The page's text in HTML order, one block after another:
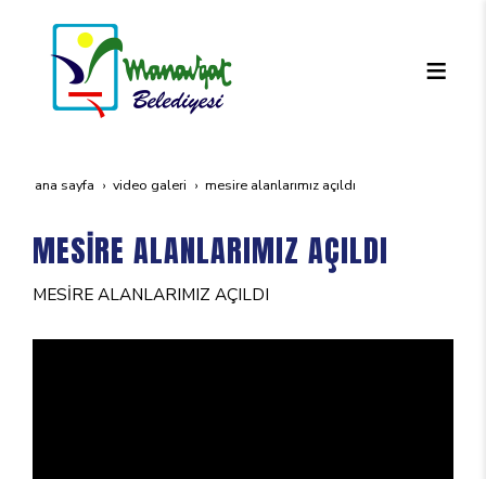
ana sayfa video galeri mesi̇re alanlarimiz açildi
MESİRE ALANLARIMIZ AÇILDI
MESİRE ALANLARIMIZ AÇILDI